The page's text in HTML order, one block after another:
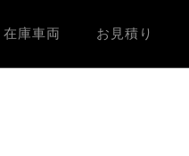
在庫車両 お見積り